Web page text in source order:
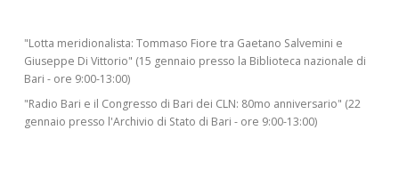
"Lotta meridionalista: Tommaso Fiore tra Gaetano Salvemini e
Giuseppe Di Vittorio" (15 gennaio presso la Biblioteca nazionale di
Bari - ore 9:00-13:00)
"Radio Bari e il Congresso di Bari dei CLN: 80mo anniversario" (22
gennaio presso l'Archivio di Stato di Bari - ore 9:00-13:00)